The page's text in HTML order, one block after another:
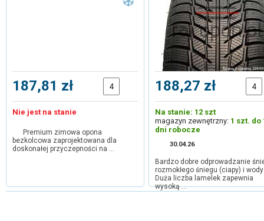
187,81 zł
Nie jest na stanie
Premium zimowa opona
bezkolcowa zaprojektowana dla
doskonałej przyczepności na …
188,27 zł
Na stanie: 12 szt
magazyn zewnętrzny: 1 szt. do
dni robocze
30.04.26
Bardzo dobre odprowadzanie
rozmokłego śniegu (ciapy) i wody
Duża liczba lamelek zapewnia
wysoką …